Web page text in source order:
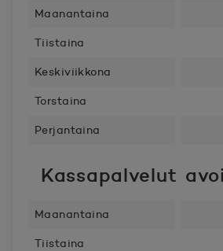
Maanantaina
Tiistaina
Keskiviikkona
Torstaina
Perjantaina
Kassapalvelut
Maanantaina
Tiistaina